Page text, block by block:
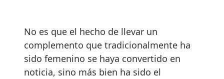
No es que el hecho de llevar un
complemento que tradicionalmente ha
sido femenino se haya convertido en
noticia, sino más bien ha sido el